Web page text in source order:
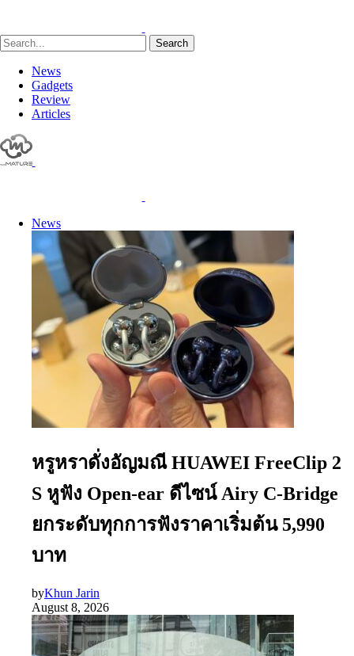
Search
News
Gadgets
Review
Articles
News
หรูหราดั่งอัญมณี HUAWEI FreeClip 2
S หูฟัง Open-ear ดีไซน์ Airy C-Bridge
ยกระดับทุกการฟังราคาเริ่มต้น 5,990
บาท
byKhun Jarin
August 8, 2026